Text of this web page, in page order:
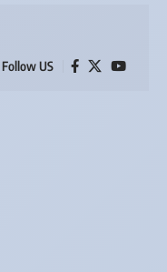
Follow US